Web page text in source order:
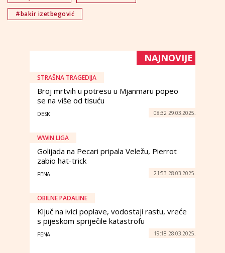
#bakir izetbegović
NAJNOVIJE
STRAŠNA TRAGEDIJA
Broj mrtvih u potresu u Mjanmaru popeo
se na više od tisuću
DESK 08:32 29.03.2025.
WWIN LIGA
Golijada na Pecari pripala Veležu, Pierrot
zabio hat-trick
FENA 21:53 28.03.2025.
OBILNE PADALINE
Ključ na ivici poplave, vodostaji rastu, vreće
s pijeskom spriječile katastrofu
FENA 19:18 28.03.2025.